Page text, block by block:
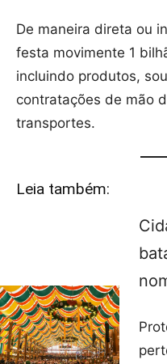
De maneira direta ou
festa movimente 1
incluindo produtos,
contratações de mão
transportes.
Leia também: